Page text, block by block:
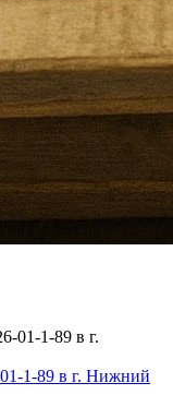
1-89 в г. Нижний